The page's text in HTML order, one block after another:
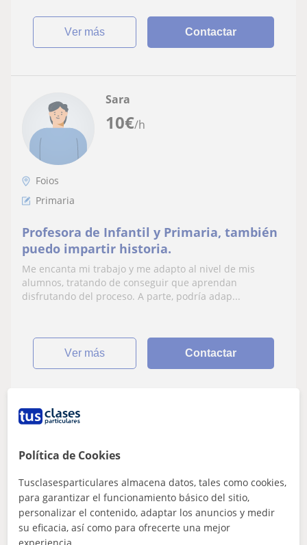
ver más Contactar
10€/h
Sara
Foios
Primaria
Profesora de Infantil y Primaria, también
puedo impartir historia.
Me encanta mi trabajo y me adapto al nivel de mis
alumnos, tratando de conseguir que aprendan
disfrutando del proceso. A parte, podría adap...
ver más Contactar
Foios
Primaria
Política de Cookies
Tusclasesparticulares almacena datos, tales como cookies,
para garantizar el funcionamiento básico del sitio,
personalizar el contenido, adaptar los anuncios y medir
su eficacia, así como para ofrecerte una mejor
experiencia.